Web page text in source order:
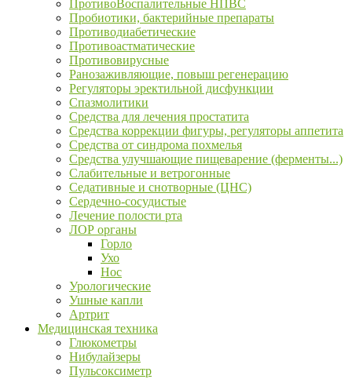
ПротивоВоспалительные НПВС
Пробиотики, бактерийные препараты
Противодиабетические
Противоастматические
Противовирусные
Ранозаживляющие, повыш регенерацию
Регуляторы эректильной дисфункции
Спазмолитики
Средства для лечения простатита
Средства коррекции фигуры, регуляторы аппетита
Средства от синдрома похмелья
Средства улучшающие пищеварение (ферменты...)
Слабительные и ветрогонные
Седативные и снотворные (ЦНС)
Сердечно-сосудистые
Лечение полости рта
ЛОР органы
Горло
Ухо
Нос
Урологические
Ушные капли
Артрит
Медицинская техника
Глюкометры
Нибулайзеры
Пульсоксиметр